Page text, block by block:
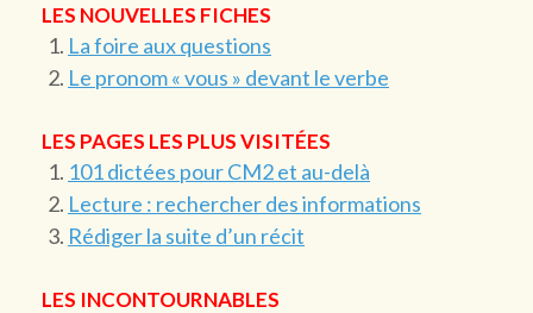
LES NOUVELLES FICHES
La foire aux questions
Le pronom « vous » devant le verbe
LES PAGES LES PLUS VISITÉES
101 dictées pour CM2 et au-delà
Lecture : rechercher des informations
Rédiger la suite d’un récit
LES INCONTOURNABLES